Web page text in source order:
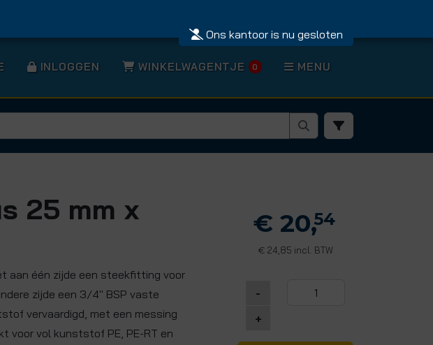
Ons kantoor is nu gesloten
INLOGGEN WINKELWAGENTJE 0 MENU
25 mm x
aan één zijde een steekfitting voor
zijde een 3/4" BSP vaste
vervaardigd, met een messing
voor vol kunststof PE, PE-RT en
€ 20,54
€ 24,85 incl. BTW
-
+